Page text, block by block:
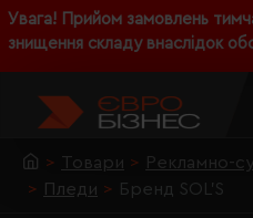
Увага! Прийом замовлень
знищення складу внаслідок
Товари Рекламно-
Пледи
Бренд SOL’S